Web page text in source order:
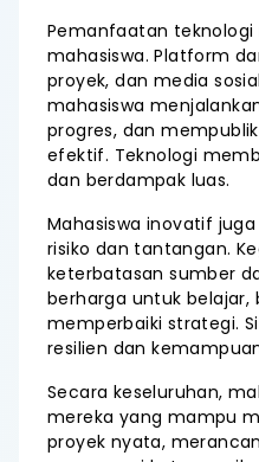
Pemanfaatan teknologi
mahasiswa. Platform
proyek, dan media
mahasiswa
progres, dan
efektif. Teknologi
dan berdampak luas.
Mahasiswa inovatif
risiko dan tantangan.
keterbatasan sumber
berharga untuk belajar,
memperbaiki strategi.
resilien dan
Secara keseluruhan,
mereka yang mampu
proyek nyata,